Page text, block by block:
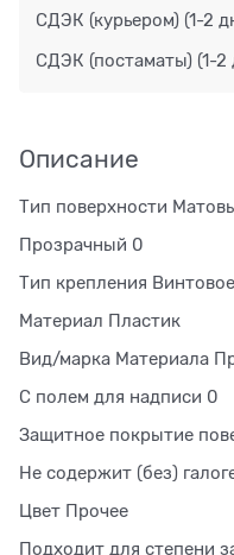
СДЭК (курьером) (1-2
СДЭК (постаматы) (1-2
Описание
Тип поверхности
Прозрачный 0
Тип крепления
Материал Пластик
Вид/марка Материала
С полем для надписи 0
Защитное покрытие
Не содержит (без)
Цвет Прочее
Подходит для степени